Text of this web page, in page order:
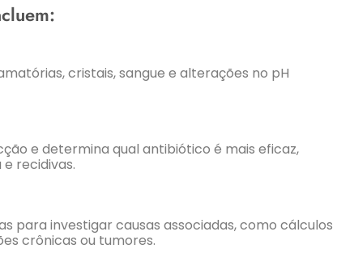
cristais, sangue e alterações no pH
e determina qual antibiótico é mais eficaz,
recidivas.
para investigar causas associadas, como cálculos
crônicas ou tumores.